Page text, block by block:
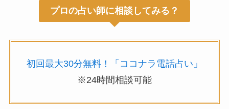
プロの占い師に相談してみる？
初回最大30分無料！「ココナラ電話占い」
※24時間相談可能